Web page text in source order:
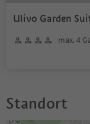
Ulivo Garden
max. 4
Standort